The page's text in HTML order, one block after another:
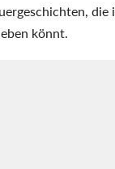
die
könnt.